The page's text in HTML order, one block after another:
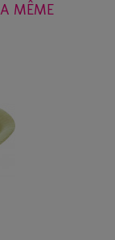
MÊME